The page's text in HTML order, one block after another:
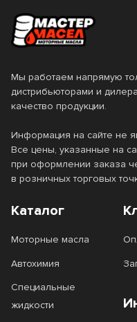
Мы работаем напрямую
дистрибьюторами и
качество продукции.
Информация на сайте не
Все цены, указанные на
при оформлении заказа
в розничных торговых
Каталог
Моторные масла
Автохимия
Специальные
жидкости